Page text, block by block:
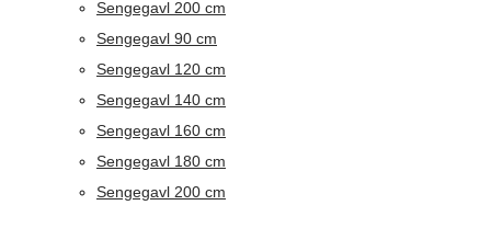
Sengegavl 200 cm
Sengegavl 90 cm
Sengegavl 120 cm
Sengegavl 140 cm
Sengegavl 160 cm
Sengegavl 180 cm
Sengegavl 200 cm